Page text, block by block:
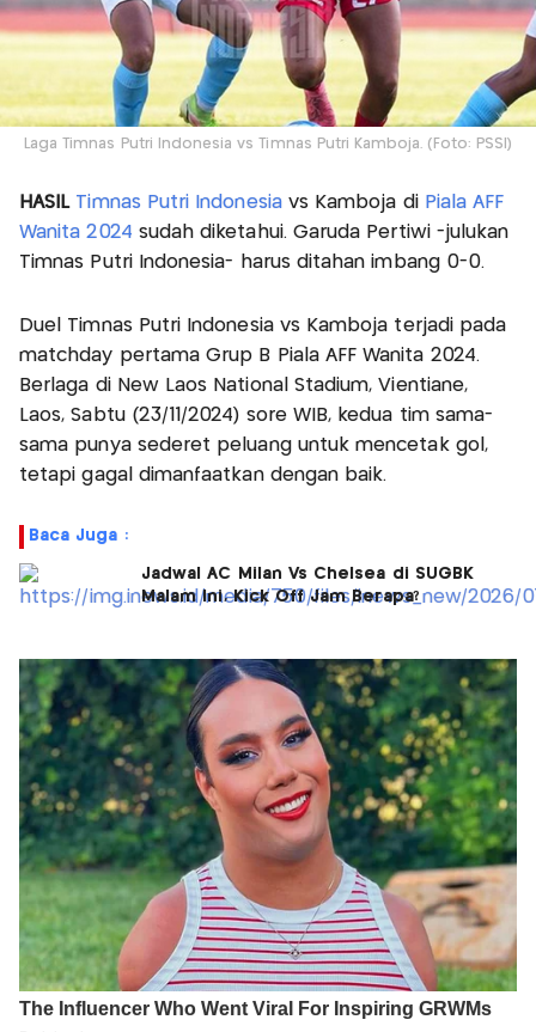
Laga Timnas Putri Indonesia vs Timnas Putri Kamboja. (Foto: PSSI)
HASIL Timnas Putri Indonesiavs Kamboja di Piala AFF
Wanita 2024 sudah diketahui. Garuda Pertiwi -julukan
Timnas Putri Indonesia- harus ditahan imbang 0-0.
Duel Timnas Putri Indonesia vs Kamboja terjadi pada
matchday pertama Grup B Piala AFF Wanita 2024.
Berlaga di New Laos National Stadium, Vientiane,
Laos, Sabtu (23/11/2024) sore WIB, kedua tim sama-
sama punya sederet peluang untuk mencetak gol,
tetapi gagal dimanfaatkan dengan baik.
Baca Juga :
Jadwal AC Milan Vs Chelsea di SUGBK
Malam Ini, Kick Off Jam Berapa?